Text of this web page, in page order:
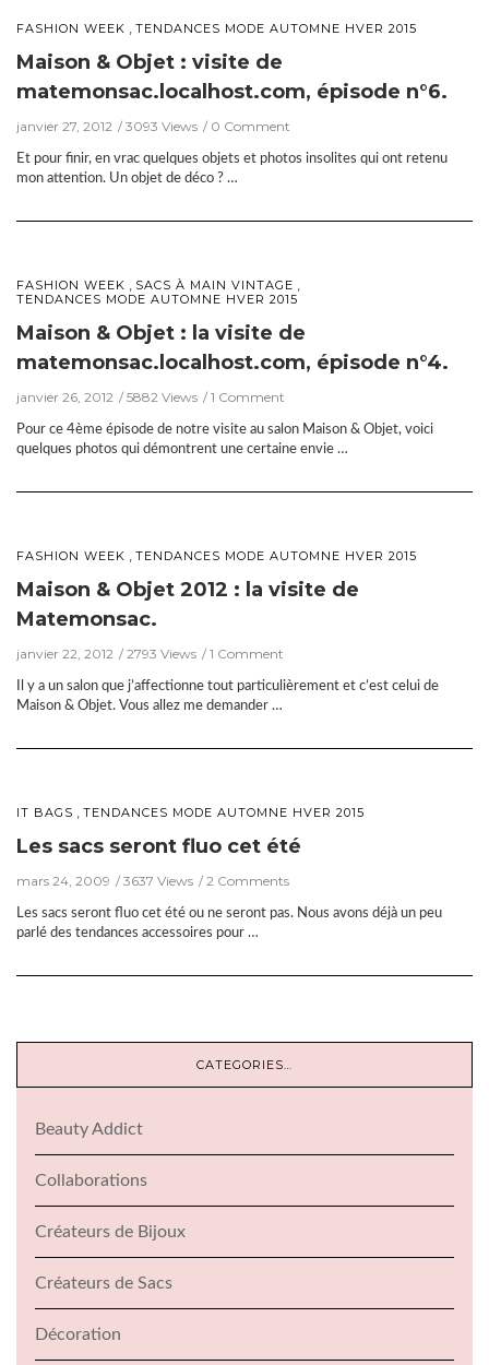
FASHION WEEK TENDANCES MODE AUTOMNE HVER 2015
Maison & Objet : visite de
matemonsac.localhost.com, épisode n°6.
janvier 27, 2012 3093 Views 0 Comment
Et pour finir, en vrac quelques objets et photos insolites qui ont retenu
mon attention. Un objet de déco ? …
FASHION WEEK SACS À MAIN VINTAGE
TENDANCES MODE AUTOMNE HVER 2015
Maison & Objet : la visite de
matemonsac.localhost.com, épisode n°4.
janvier 26, 2012 5882 Views 1 Comment
Pour ce 4ème épisode de notre visite au salon Maison & Objet, voici
quelques photos qui démontrent une certaine envie …
FASHION WEEK TENDANCES MODE AUTOMNE HVER 2015
Maison & Objet 2012 : la visite de
Matemonsac.
janvier 22, 2012 2793 Views 1 Comment
Il y a un salon que j’affectionne tout particulièrement et c’est celui de
Maison & Objet. Vous allez me demander …
IT BAGS TENDANCES MODE AUTOMNE HVER 2015
Les sacs seront fluo cet été
mars 24, 2009 3637 Views 2 Comments
Les sacs seront fluo cet été ou ne seront pas. Nous avons déjà un peu
parlé des tendances accessoires pour …
CATEGORIES…
Beauty Addict
Collaborations
Créateurs de Bijoux
Créateurs de Sacs
Décoration